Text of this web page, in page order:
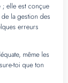
; elle est conçue
la gestion des
erreurs
même les
toi que ton